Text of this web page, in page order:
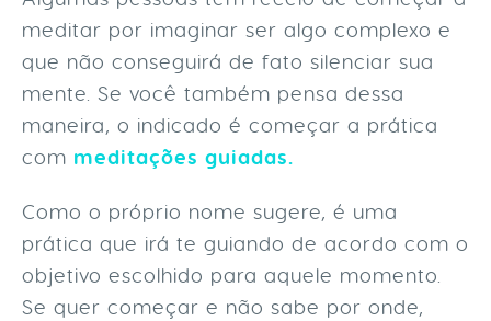
meditar por imaginar ser algo complexo e
que não conseguirá de fato silenciar sua
mente. Se você também pensa dessa
maneira, o indicado é começar a prática
com meditações guiadas.
Como o próprio nome sugere, é uma
prática que irá te guiando de acordo com o
objetivo escolhido para aquele momento.
Se quer começar e não sabe por onde,